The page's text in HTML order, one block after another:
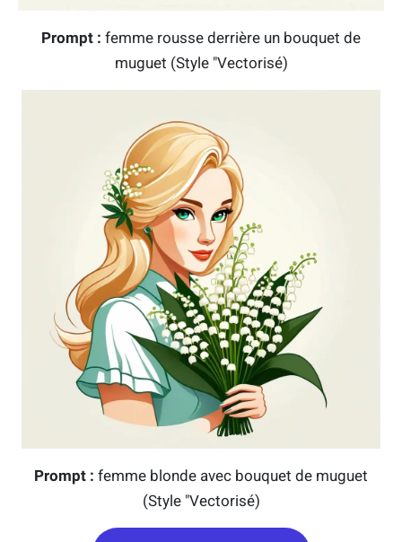
Prompt : femme rousse derrière un bouquet de
muguet (Style "Vectorisé)
Prompt : femme blonde avec bouquet de muguet
(Style "Vectorisé)